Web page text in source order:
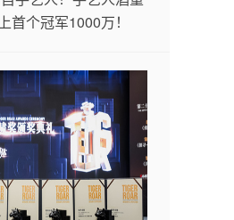
首个冠军1000万！